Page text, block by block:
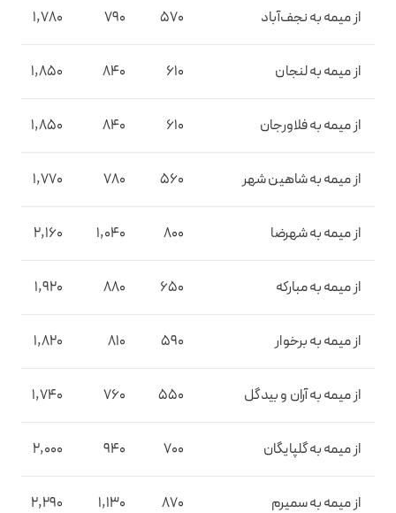
از میمه به نجف‌آباد 570
790
1,780
از میمه به لنجان 610
840
1,850
از میمه به فلاورجان 610
840
1,850
از میمه به شاهین‌ شهر 560
780
1,770
از میمه به شهرضا 800
1,040
2,160
از میمه به مبارکه 650
880
1,920
از میمه به برخوار 590
810
1,820
از میمه به آران و بیدگل 550
760
1,740
از میمه به گلپایگان 700
940
2,000
از میمه به سمیرم 870
1,130
2,290